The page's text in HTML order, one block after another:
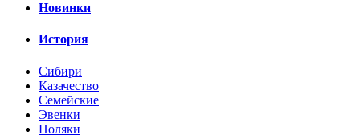
Новинки
История
Сибири
Казачество
Семейские
Эвенки
Поляки